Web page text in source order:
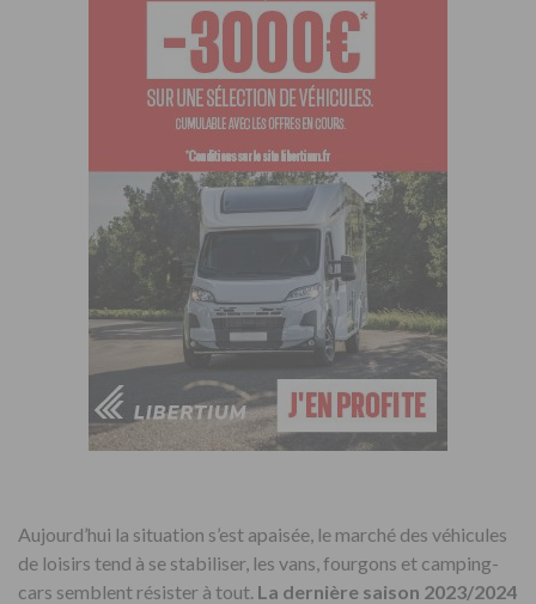
Aujourd’hui la situation s’est apaisée, le marché des véhicules
de loisirs tend à se stabiliser, les vans, fourgons et camping-
cars semblent résister à tout. La dernière saison 2023/2024